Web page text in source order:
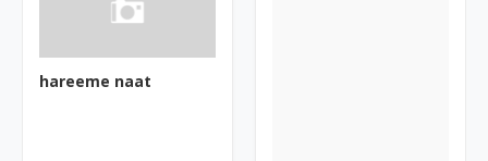
hareeme naat